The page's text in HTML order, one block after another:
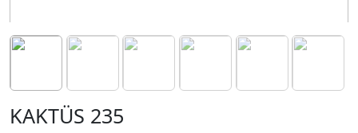
KAKTÜS 235